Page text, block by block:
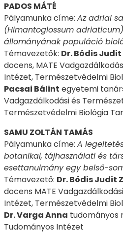
PADOS MÁTÉ
Pályamunka címe: Az adriai
(Himantoglossum
állományának populáció
Témavezetők: Dr. Bódis
docens, MATE
Intézet, Természetvédelmi
Pacsai Bálint egyetemi
Vadgazdálkodási és
Természetvédelmi Biológia
SAMU ZOLTÁN TAMÁS
Pályamunka címe: A
botanikai, tájhasználati és
esettanulmány egy belső-
Témavezető: Dr. Bódis Judit
docens MATE
Intézet, Természetvédelmi
Dr. Varga Anna tudományos
Tudományos Intézet